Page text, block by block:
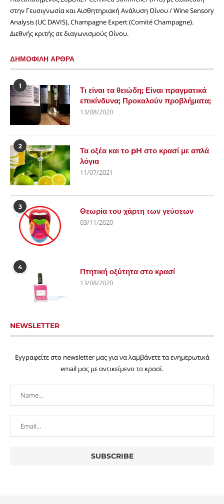
στην Γευσιγνωσία και Αισθητηριακή Ανάλυση Οίνου / Wine Sensory
Analysis (UC DAVIS), Champagne Expert (Comité Champagne).
Διεθνής κριτής σε διαγωνισμούς Οίνου.
ΔΗΜΟΦΙΛΗ ΑΡΘΡΑ
1
Τι είναι τα θειώδη; Είναι πραγματικά
επικίνδυνα; Προκαλούν προβλήματα;
13/08/2020
2
Τα οξέα και το pH στο κρασί με απλά
λόγια
11/07/2021
3 Θεωρία του χάρτη των γεύσεων
03/11/2020
4 Πτητική οξύτητα στο κρασί
13/08/2020
NEWSLETTER
Εγγραφείτε στο newsletter μας για να λαμβάνετε τα ενημερωτικά
email μας με αντικείμενο το κρασί.